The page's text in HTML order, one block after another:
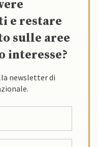
e restare
sulle aree
interesse?
newsletter di